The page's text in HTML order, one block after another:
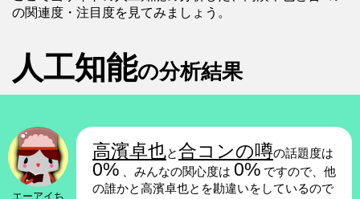
の関連度・注目度を見てみましょう。
人工知能の分析結果
エーアイち
高濱卓也と合コンの噂の話題度は
0% 、みんなの関心度は 0% ですので、他
の誰かと高濱卓也とを勘違いをしているので